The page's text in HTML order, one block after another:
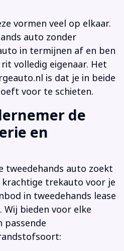
vormen veel op elkaar.
auto zonder
in termijnen af en ben
volledig eigenaar. Het
is dat je in beide
voor te schieten.
de
en
tweedehands auto zoekt
trekauto voor je
in tweedehands lease
bieden voor elke
passende